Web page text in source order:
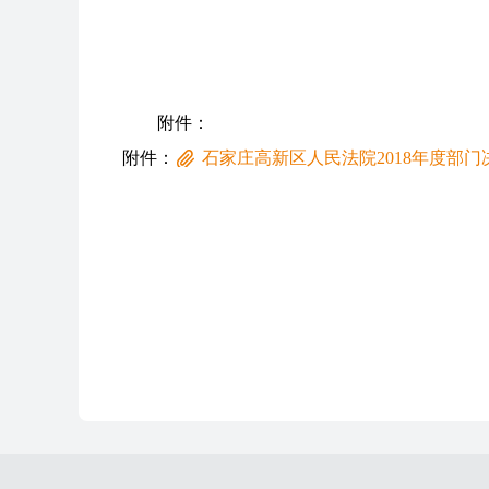
附件：
附件：
石家庄高新区人民法院2018年度部门